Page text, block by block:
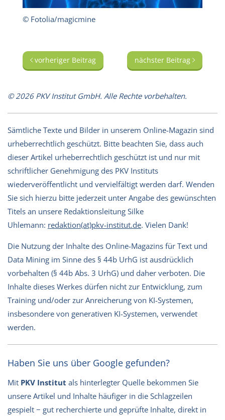
© Fotolia/magicmine
vorheriger Beitrag nächster Beitrag
© 2026 PKV Institut GmbH. Alle Rechte vorbehalten.
Sämtliche Texte und Bilder in unserem Online-Magazin sind
urheberrechtlich geschützt. Bitte beachten Sie, dass auch
dieser Artikel urheberrechtlich geschützt ist und nur mit
schriftlicher Genehmigung des PKV Instituts
wiederveröffentlicht und vervielfältigt werden darf. Wenden
Sie sich hierzu bitte jederzeit unter Angabe des gewünschten
Titels an unsere Redaktionsleitung Silke
Uhlemann: redaktion(at)pkv-institut.de. Vielen Dank!
Die Nutzung der Inhalte des Online-Magazins für Text und
Data Mining im Sinne des § 44b UrhG ist ausdrücklich
vorbehalten (§ 44b Abs. 3 UrhG) und daher verboten. Die
Inhalte dieses Werkes dürfen nicht zur Entwicklung, zum
Training und/oder zur Anreicherung von KI-Systemen,
insbesondere von generativen KI-Systemen, verwendet
werden.
Haben Sie uns über Google gefunden?
Mit PKV Institut als hinterlegter Quelle bekommen Sie
unsere Artikel und Inhalte häufiger in die Schlagzeilen
gespielt − gut recherchierte und geprüfte Inhalte, direkt in